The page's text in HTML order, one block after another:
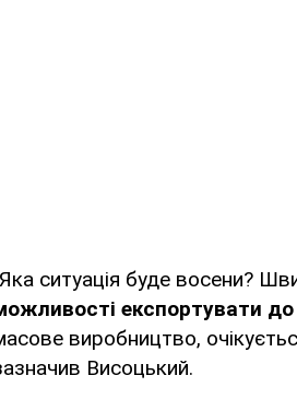
ситуація буде восени?
експортувати
виробництво,
Висоцький.